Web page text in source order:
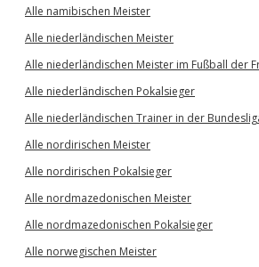
Alle namibischen Meister
Alle niederländischen Meister
Alle niederländischen Meister im Fußball der
Alle niederländischen Pokalsieger
Alle niederländischen Trainer in der
Alle nordirischen Meister
Alle nordirischen Pokalsieger
Alle nordmazedonischen Meister
Alle nordmazedonischen Pokalsieger
Alle norwegischen Meister